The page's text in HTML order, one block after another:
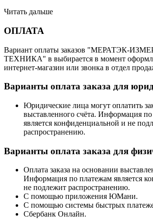
Читать дальше
ОПЛАТА
Вариант оплаты заказов "МЕРАТЭК-
ТЕХНИКА" в выбирается в момент
интернет-магазин или звонка в отдел
Варианты оплата заказа для
Юридические лица могут оплатить
выставленного счёта. Информация
является конфиденциальной и не
распространению.
Варианты оплата заказа для
Оплата заказа на основании
Информация по платежам является
не подлежит распространению.
С помощью приложения ЮМани.
С помощью системы быстрых
Сбербанк Онлайн.